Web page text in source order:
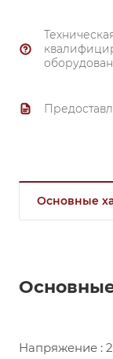
Основные
Напряжение :